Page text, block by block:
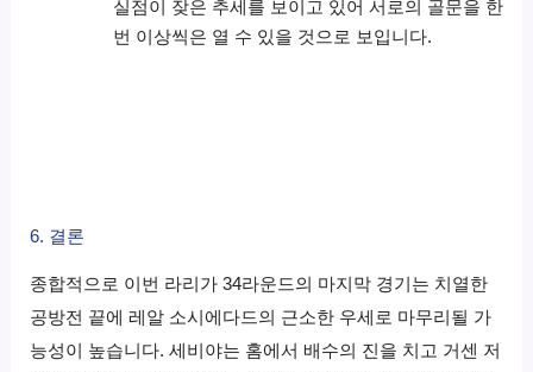
실점이 잦은 추세를 보이고 있어 서로의 골문을 한
번 이상씩은 열 수 있을 것으로 보입니다.
6. 결론
종합적으로 이번 라리가 34라운드의 마지막 경기는 치열한
공방전 끝에 레알 소시에다드의 근소한 우세로 마무리될 가
능성이 높습니다. 세비야는 홈에서 배수의 진을 치고 거센 저